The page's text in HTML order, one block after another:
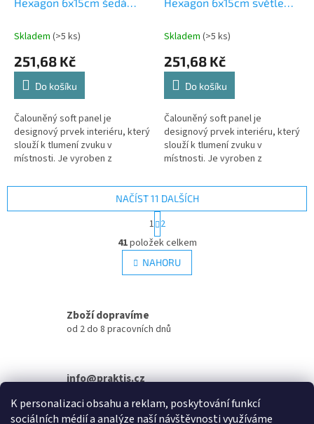
K personalizaci obsahu a reklam, poskytování funkcí
sociálních médií a analýze naší návštěvnosti využíváme
Skladem (>5 ks)
251,68 Kč
Do košíku
Čalouněný soft panel je
designový prvek interiéru, který
slouží k tlumení zvuku v
místnosti. Je vyroben z
zvukové vlny a snižují tak jejich
Skladem (>5 ks)
251,68 Kč
Do košíku
Čalouněný soft panel je
designový prvek interiéru, který
slouží k tlumení zvuku v
místnosti. Je vyroben z
zvukové vlny a snižují tak jejich
odraz od...
O
v
l
á
í
k
v
NAČÍST 11 DALŠÍCH
S
t
r
á
n
k
n
í
1 2
41položek celkem
NAHORU
Zboží dopravíme
od 2 do 8 pracovních dnů
info@praktis.cz